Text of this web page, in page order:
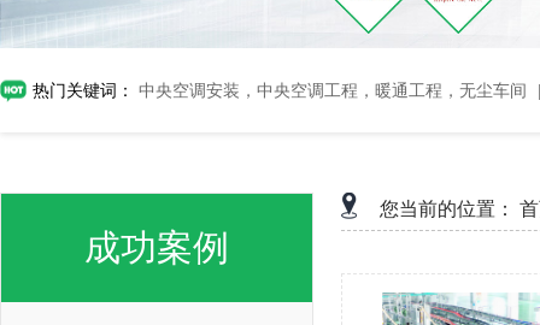
热门关键词： 中央空调安装，中央空调工程，暖通工程，无尘车间
成功案例
您当前的位置：